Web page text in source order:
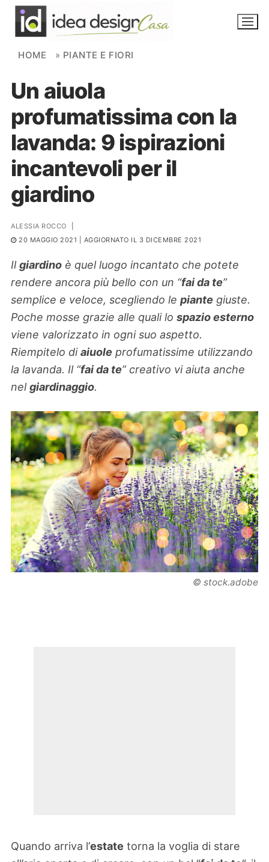
Skip to content
NOVITÀ
AMBIENTI
FAI DA TE
PIANTE
Ortaggio
HOME » PIANTE E FIORI
Un aiuola
profumatissima con la
lavanda: 9 ispirazioni
incantevoli per il
giardino
ALESSIA ROCCO
20 MAGGIO 2021 | AGGIORNATO IL 3 DICEMBRE 2021
Ilgiardino è quel luogo incantato che potete
rendere ancora più bello con un “fai da te”
semplice e veloce, scegliendo le piante giuste.
Poche mosse grazie alle quali lo spazio esterno
viene valorizzato in ogni suo aspetto.
Riempitelo diaiuole profumatissime utilizzando
la lavanda. Il “fai da te” creativo vi aiuta anche
nelgiardinaggio.
© stock.adobe
Quando arriva l’estate torna la voglia di stare